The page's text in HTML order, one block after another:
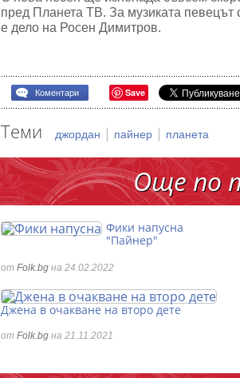
пред Планета ТВ. За музиката певецът
е дело на Росен Димитров.
Коментари Save
Теми джордан | пайнер | планета
Още по
Фики напусна
"Пайнер"
от Folk.bg на 24.02.2022
Джена в очакване на второ дете
от Folk.bg на 21.11.2021